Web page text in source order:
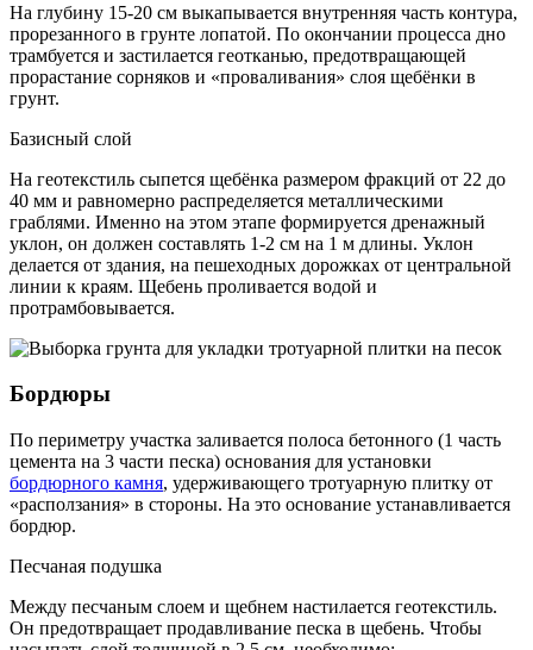
На глубину 15-20 см выкапывается внутренняя часть контура,
прорезанного в грунте лопатой. По окончании процесса дно
трамбуется и застилается геотканью, предотвращающей
прорастание сорняков и «проваливания» слоя щебёнки в
грунт.
Базисный слой
На геотекстиль сыпется щебёнка размером фракций от 22 до
40 мм и равномерно распределяется металлическими
граблями. Именно на этом этапе формируется дренажный
уклон, он должен составлять 1-2 см на 1 м длины. Уклон
делается от здания, на пешеходных дорожках от центральной
линии к краям. Щебень проливается водой и
протрамбовывается.
Бордюры
По периметру участка заливается полоса бетонного (1 часть
цемента на 3 части песка) основания для установки
бордюрного камня, удерживающего тротуарную плитку от
«расползания» в стороны. На это основание устанавливается
бордюр.
Песчаная подушка
Между песчаным слоем и щебнем настилается геотекстиль.
Он предотвращает продавливание песка в щебень. Чтобы